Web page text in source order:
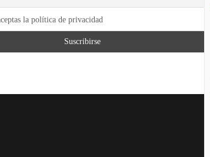
la política de privacidad